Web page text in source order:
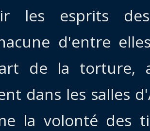
le vol
Uldum
Val
les esprits
d'entre
de la torture,
dans les salles
la volonté des